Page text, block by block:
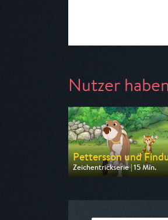
Nutzer
Pettersson und
Zeichentrickserie | 15 Min.
Ausgestrahlt von KiKA